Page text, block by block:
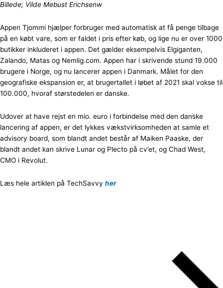
Billede; Vilde Mebust Erichsenw
Appen Tjommi hjælper forbruger med automatisk at få penge tilbage
på en købt vare, som er faldet i pris efter køb, og lige nu er over 1000
butikker inkluderet i appen. Det gælder eksempelvis Elgiganten,
Zalando, Matas og Nemlig.com. Appen har i skrivende stund 19.000
brugere i Norge, og nu lancerer appen i Danmark. Målet for den
geografiske ekspansion er, at brugertallet i løbet af 2021 skal vokse til
100.000, hvoraf størstedelen er danske.
Udover at have rejst en mio. euro i forbindelse med den danske
lancering af appen, er det lykkes vækstvirksomheden at samle et
advisory board, som blandt andet består af Maiken Paaske, der
blandt andet kan skrive Lunar og Plecto på cv’et, og Chad West,
CMO i Revolut.
Læs hele artiklen på TechSavvy her